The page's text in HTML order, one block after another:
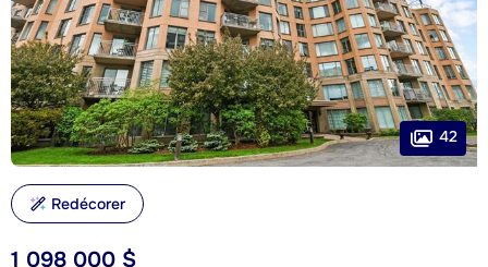
1 098 000 $
42
Redécorer